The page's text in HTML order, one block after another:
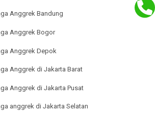
Anggrek Bandung
Anggrek Bogor
Anggrek Depok
Anggrek di Jakarta Barat
Anggrek di Jakarta Pusat
anggrek di Jakarta Selatan